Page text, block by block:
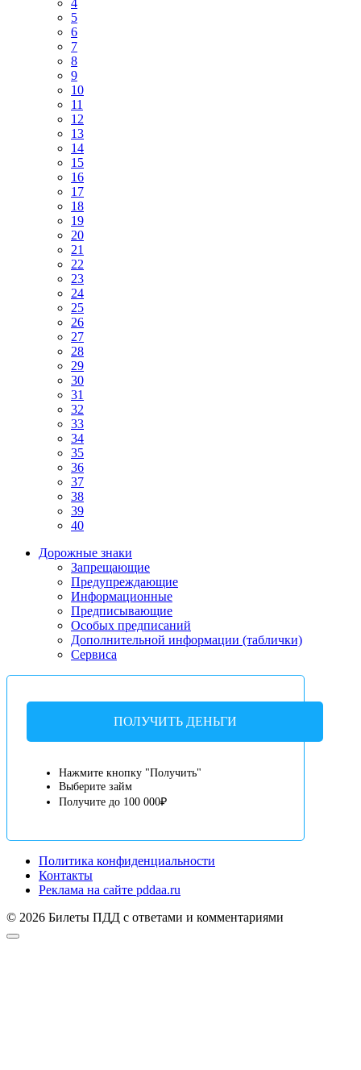
5
6
7
8
9
10
11
12
13
14
15
16
17
18
19
20
21
22
23
24
25
26
27
28
29
30
31
32
33
34
35
36
37
38
39
40
Дорожные знаки
Запрещающие
Предупреждающие
Информационные
Предписывающие
Особых предписаний
Дополнительной информации (таблички)
Сервиса
ПОЛУЧИТЬ ДЕНЬГИ
Нажмите кнопку "Получить"
Выберите займ
Получите до 100 000₽
Политика конфиденциальности
Контакты
Реклама на сайте pddaa.ru
© 2026 Билеты ПДД с ответами и комментариями